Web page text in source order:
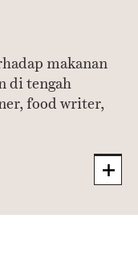
makanan
di tengah
food writer,